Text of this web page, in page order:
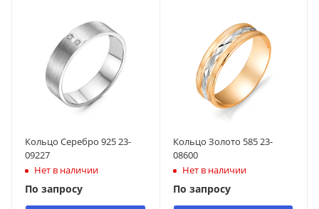
Кольцо Серебро 925 23-
09227
Нет в наличии
По запросу
Кольцо Золото 585 23-
08600
Нет в наличии
По запросу